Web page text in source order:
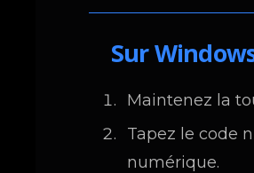
Sur
Maintenez la
Tapez le code
numérique.